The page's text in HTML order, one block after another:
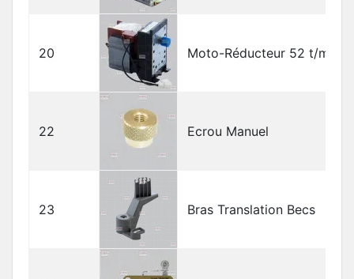
20 Moto-Réducteur 52 t/min
22 Ecrou Manuel
23 Bras Translation Becs